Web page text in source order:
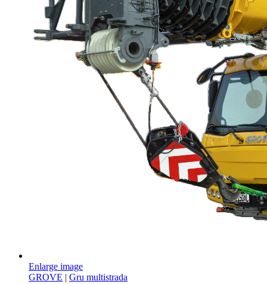
Enlarge image
GROVE | Gru multistrada